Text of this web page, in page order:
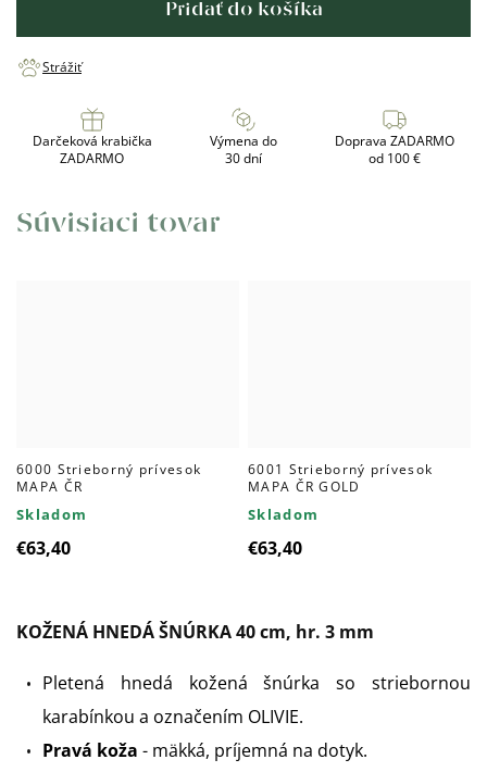
Pridať do košíka
Strážiť
Darčeková krabička
ZADARMO
Výmena do
30 dní
Doprava ZADARMO
od 100 €
Súvisiaci tovar
6000 Strieborný prívesok
MAPA ČR
Skladom
€63,40
6001 Strieborný prívesok
MAPA ČR GOLD
Skladom
€63,40
KOŽENÁ HNEDÁ ŠNÚRKA 40 cm, hr. 3 mm
Pletená hnedá kožená šnúrka so striebornou
karabínkou a označením OLIVIE.
Pravá koža - mäkká, príjemná na dotyk.